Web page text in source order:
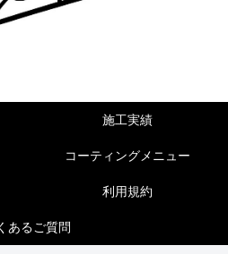
施工実績
コーティングメニュー
利用規約
あるご質問